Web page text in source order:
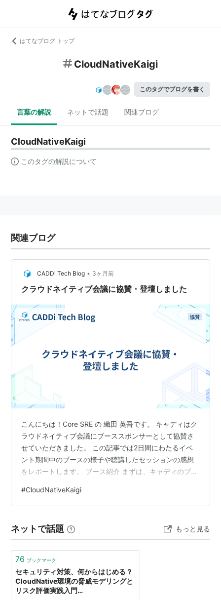
はてなブログ トップ
CloudNativeKaigi
このタグでブログを書く
言葉の解説 ネットで話題 関連ブログ
CloudNativeKaigi
このタグの解説について
関連ブログ
CADDi Tech Blog • 3ヶ月前
クラウドネイティブ会議に協賛・登壇しました
こんにちは！Core SRE の 織田 英吾です。 キャディはク
ラウドネイティブ会議にブーススポンサーとして協賛さ
せていただきました。 この記事では2日間にわたるイベ
ント期間中のブースの様子や聴講したセッションの感想
をレポートします。 ブース紹介 まずは、キャディのブー
製造業にまつわる課題を知っていただくための「30秒図
面捜索チャレンジ」を実施したり、おすすめの Claude
際に寄っていただいた皆さんに記載いただいたボードの
写真です。おすすめ Claude Code Ski…
#CloudNativeKaigi
ネットで話題 もっと見る
76 ブックマーク
セキュリティ対策、何からはじめる？
CloudNative環境の脅威モデリングと
リスク評価実践入門